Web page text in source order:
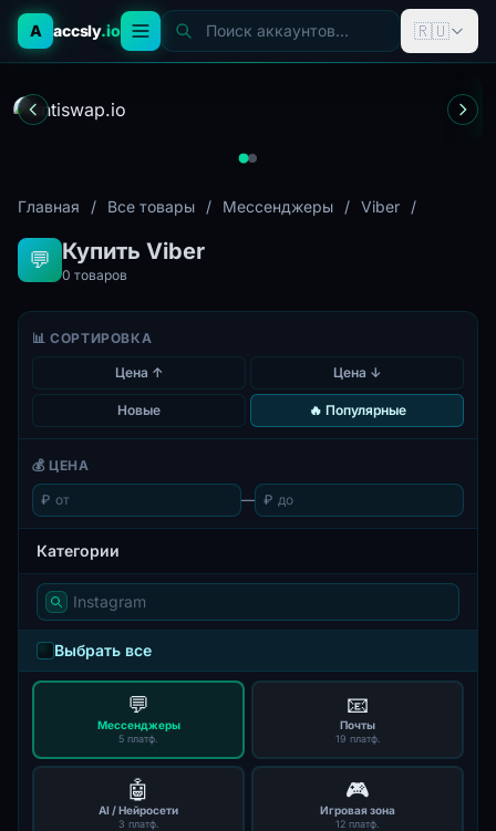
A accsly.io Поиск аккаунтов... 🇷🇺
Главная / Все товары / Мессенджеры / Viber /
💬 Купить Viber
0 товаров
📊 СОРТИРОВКА
Цена ↑ Цена ↓
Новые 🔥 Популярные
💰 ЦЕНА
₽ — ₽
Категории
Выбрать все
💬
Мессенджеры
5 платф.
📧
Почты
19 платф.
🤖
AI / Нейросети
3 платф.
🎮
Игровая зона
12 платф.